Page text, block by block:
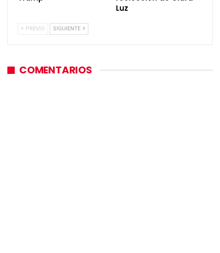
Luz
PREVIO SIGUIENTE
COMENTARIOS